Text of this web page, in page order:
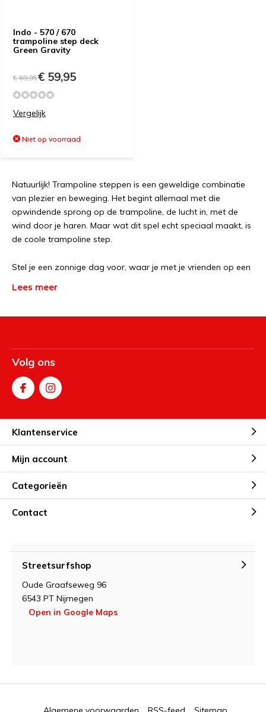
Indo - 570 / 670
trampoline step deck
Green Gravity
€ 69,95€ 59,95
Vergelijk
Niet op voorraad
Natuurlijk! Trampoline steppen is een geweldige combinatie
van plezier en beweging. Het begint allemaal met die
opwindende sprong op de trampoline, de lucht in, met de
wind door je haren. Maar wat dit spel echt speciaal maakt, is
de coole trampoline step.
Stel je een zonnige dag voor, waar je met je vrienden op een
indrukwekkende flips, terwijl je step onder je voeten blijft.
En het mooiste is dat je al deze waanzinnige stunts kunt
uitvoeren terwijl je de grootste glimlach op je gezicht hebt.
blijdschap in beweging. Dus, waar wacht je nog op? Spring
op die trampoline en laat de trampoline step je beste vriend
zijn terwijl je de wereld van hoogvliegende avonturen verkent!
Lees meer
Volg ons
Klantenservice
Mijn account
Categorieën
Contact
Streetsurfshop
Oude Graafseweg 96
6543 PT Nijmegen
Open in Google Maps